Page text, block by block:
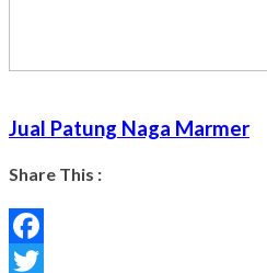
Jual Patung Naga Marmer
Share This :
Facebook